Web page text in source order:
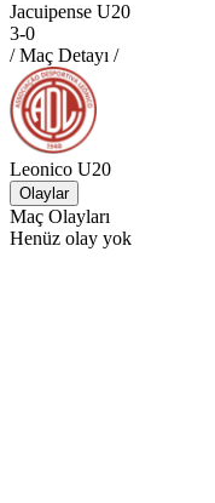
Jacuipense U20
3-0
/ Maç Detayı /
Leonico U20
Olaylar
Maç Olayları
Henüz olay yok